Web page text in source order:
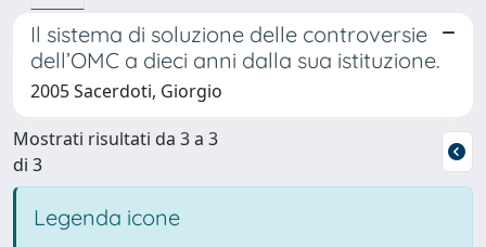
Il sistema di soluzione delle controversie
dell’OMC a dieci anni dalla sua istituzione.
2005 Sacerdoti, Giorgio
Mostrati risultati da 3 a 3
di 3
Legenda icone